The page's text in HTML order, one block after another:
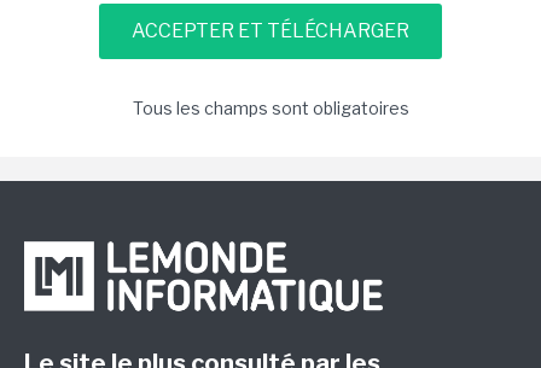
Tous les champs sont obligatoires